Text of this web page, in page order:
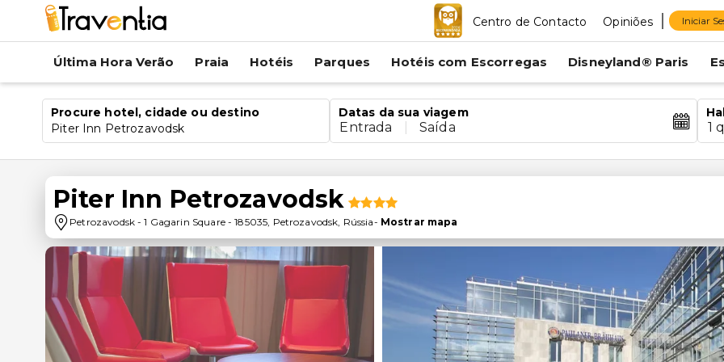
Centro de Contacto Opiniões Iniciar
Última Hora Verão Praia Hotéis Parques Hotéis com Escorregas Disneyland® Paris
Procure hotel, cidade ou destino
Piter Inn Petrozavodsk
Datas da sua viagem
Entrada Saída 1
Piter Inn Petrozavodsk
Petrozavodsk-1 Gagarin Square-185035, Petrozavodsk, Rússia- Mostrar mapa